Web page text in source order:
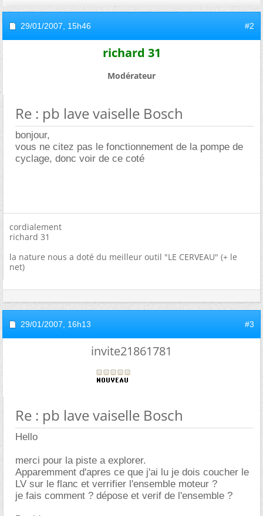
29/01/2007, 15h46 #2
richard 31
Modérateur
Re : pb lave vaiselle Bosch
bonjour,
vous ne citez pas le fonctionnement de la pompe de
cyclage, donc voir de ce coté
cordialement
richard 31
la nature nous a doté du meilleur outil "LE CERVEAU" (+ le
net)
29/01/2007, 16h13 #3
invite21861781
Re : pb lave vaiselle Bosch
Hello
merci pour la piste a explorer.
Apparemment d'apres ce que j'ai lu je dois coucher le
LV sur le flanc et verrifier l'ensemble moteur ?
je fais comment ? dépose et verif de l'ensemble ?